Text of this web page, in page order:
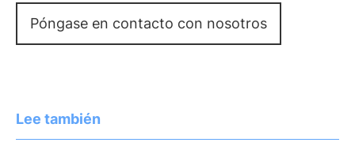
Póngase en contacto con nosotros
Lee también